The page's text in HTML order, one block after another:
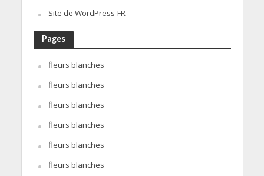
Site de WordPress-FR
Pages
fleurs blanches
fleurs blanches
fleurs blanches
fleurs blanches
fleurs blanches
fleurs blanches